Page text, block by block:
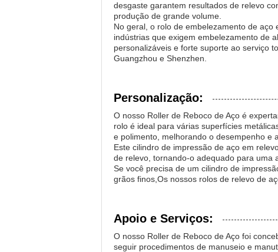
desgaste garantem resultados de relevo
produção de grande volume.
No geral, o rolo de embelezamento de
indústrias que exigem embelezamento de
personalizáveis e forte suporte ao serviço
Guangzhou e Shenzhen.
Personalização:
O nosso Roller de Reboco de Aço é
rolo é ideal para várias superfícies
e polimento, melhorando o desempenho e
Este cilindro de impressão de aço em
de relevo, tornando-o adequado para uma
Se você precisa de um cilindro de
grãos finos,Os nossos rolos de relevo de
Apoio e Serviços:
O nosso Roller de Reboco de Aço foi
seguir procedimentos de manuseio e